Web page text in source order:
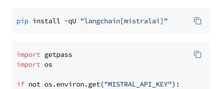
pip install -qU "langchain[mistralai]"
import
import os
if not os.environ.get("MISTRAL_API_KEY"):